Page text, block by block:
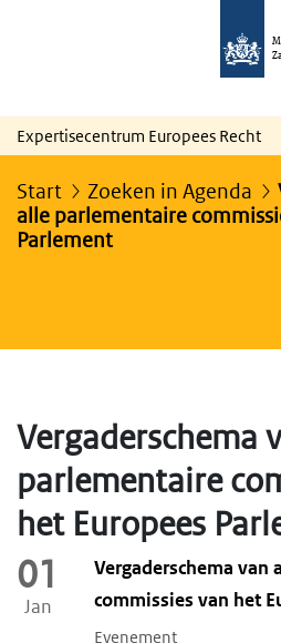
Expertisecentrum Europees Recht
Start Zoeken in Agenda
alle parlementaire
Parlement
Vergaderschema
parlementaire
het Europees
01
Jan
Vergaderschema van
commissies van het
Evenement